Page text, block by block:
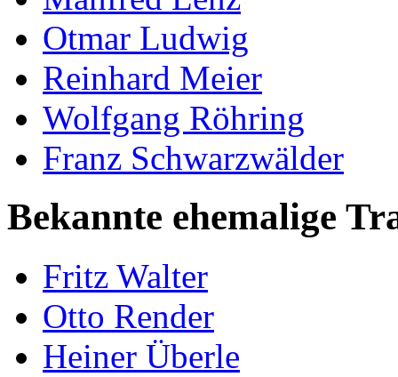
Otmar Ludwig
Reinhard Meier
Wolfgang Röhring
Franz Schwarzwälder
Bekannte ehemalige
Fritz Walter
Otto Render
Heiner Überle